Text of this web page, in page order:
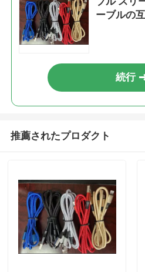
ーブルの
続行
推薦されたプロダクト